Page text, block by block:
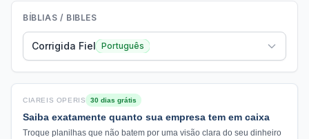
BÍBLIAS / BIBLES
Corrigida Fiel Português
CIAREIS OPERIS 30 dias grátis
Saiba exatamente quanto sua empresa tem em caixa
Troque planilhas que não batem por uma visão clara do seu dinheiro